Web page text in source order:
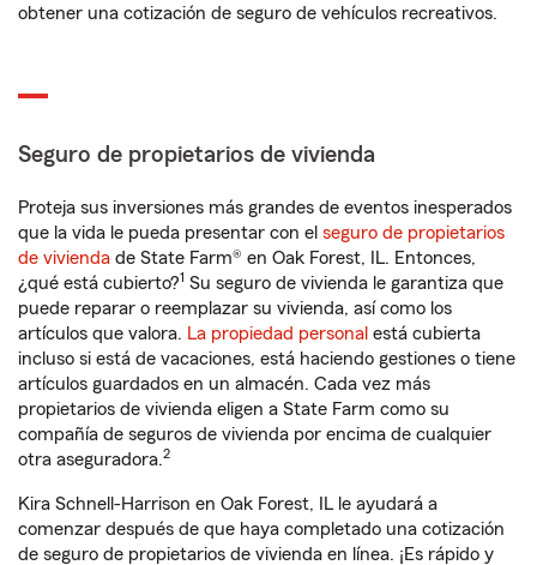
obtener una cotización de seguro de vehículos recreativos.
Seguro de propietarios de vivienda
Proteja sus inversiones más grandes de eventos inesperados
que la vida le pueda presentar con el seguro de propietarios
de vivienda de State Farm® en Oak Forest, IL. Entonces,
¿qué está cubierto?1 Su seguro de vivienda le garantiza que
puede reparar o reemplazar su vivienda, así como los
artículos que valora. La propiedad personal está cubierta
incluso si está de vacaciones, está haciendo gestiones o tiene
artículos guardados en un almacén. Cada vez más
propietarios de vivienda eligen a State Farm como su
compañía de seguros de vivienda por encima de cualquier
otra aseguradora.2
Kira Schnell-Harrison en Oak Forest, IL le ayudará a
comenzar después de que haya completado una cotización
de seguro de propietarios de vivienda en línea. ¡Es rápido y